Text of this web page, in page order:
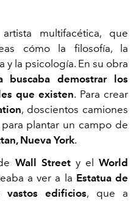
multifacética, que
cómo la filosofía, la
y la psicología. En su obra
buscaba demostrar los
que existen. Para crear
, doscientos camiones
plantar un campo de
Nueva York.
Wall Streety elWorld
a ver a la Estatua de
edificios, que a